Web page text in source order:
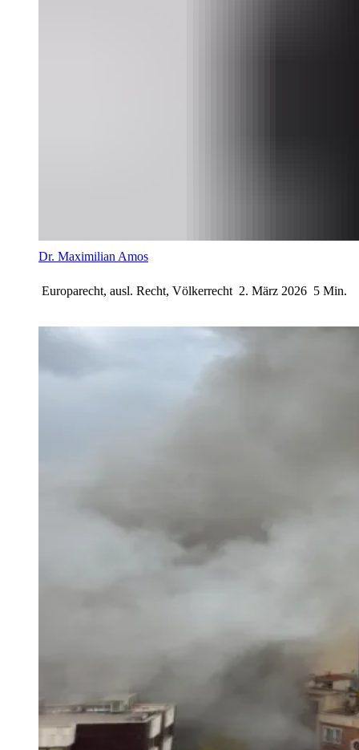
Dr. Maximilian Amos
Europarecht, ausl. Recht, Völkerrecht 2. März 2026 5 Min.